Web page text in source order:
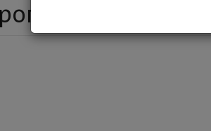
Power Trains!